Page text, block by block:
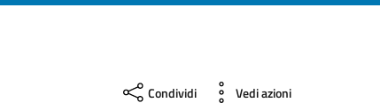
Condividi Vedi azioni